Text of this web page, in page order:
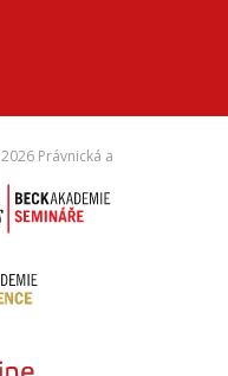
2026 Právnická a